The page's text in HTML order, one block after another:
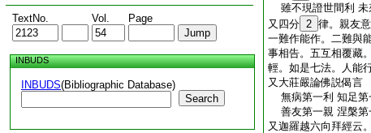
TextNo. Vol. Page
INBUDS
INBUDS(Bibliographic Database)
Search
雖不現證世間利 未
又四分 2 律。親友
一難作能作。二難與
事相告。五互相覆藏
輕。如是七法。人能
又大莊嚴論佛説偈言
無病第一利 知足第
善友第一親 涅槃第
又迦羅越六向拜經云